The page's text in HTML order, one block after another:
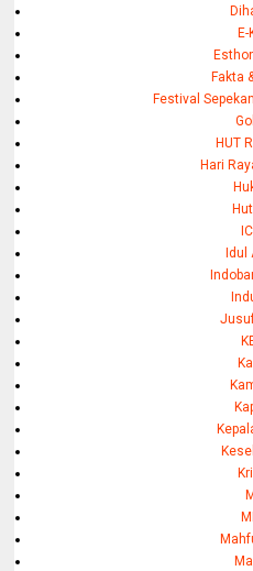
E-
Fakta
Festival
HUT
Hari
Idul